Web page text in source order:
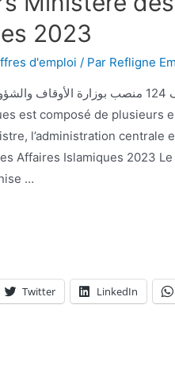
2023
d'emploi / Par Refligne
est composé de plusieurs
l’administration
Affaires Islamiques 2023
…
Twitter LinkedIn